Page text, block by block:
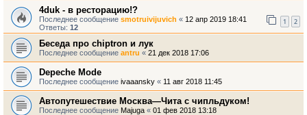
4duk - в ресторацию!?
Последнее сообщение smotruivijuvich « 12 апр 2019 18:41
Ответы: 12
1 2
Беседа про chiptron и лук
Последнее сообщение antru « 21 дек 2018 17:06
Depeche Mode
Последнее сообщение ivaaansky « 11 авг 2018 11:45
Автопутешествие Москва—Чита с чипльдуком!
Последнее сообщение Majuga « 01 фев 2018 13:18